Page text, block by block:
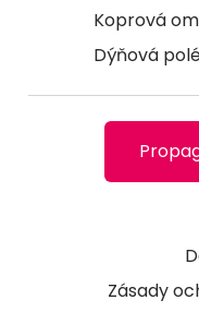
Koprová
Dýňová
Zásady